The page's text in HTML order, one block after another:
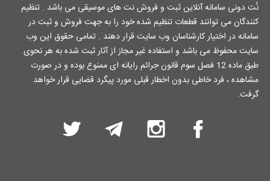
نُت دونی سامانه آنلاین ثبت و فروش نت های موسیقی می باشد . تنظیم
کنندگان می توانند قطعات تنظیم شده خود را به جهت فروش و ثبت در
سامانه در اختیار کارشناسان وب سایت قرار دهند . تمامی حقوق این وب
سایت محفوظ می باشد و استفاده غیر مجاز از آثار ثبت شده به هر نحوی
طبق ماده 12 فصل سوم قانون جرائم رایانه ای ممنوع بوده و در صورت
مشاهده ، فرد خاطی بدون اخطار قبلی مورد پیگرد قضایی قرار خواهد
گرفت.